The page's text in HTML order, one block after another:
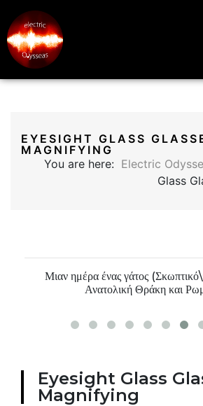
content
Electric Odysseas
Music Education Blog And Website
EYESIGHT GLASS
MAGNIFYING
You are here: Electric
Glass
Μιαν ημέρα ένας γάτος
Ανατολική Θράκη και
Eyesight Glass
Magnifying